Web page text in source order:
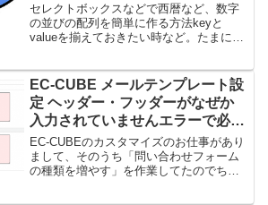
セレクトボックスなどで西暦など、数字
の並びの配列を簡単に作る方法keyと
valueを揃えておきたい時など。たまに必
一方の配列をキーとして、もう一方の配
列を...
EC-CUBE メールテンプレート設
定 ヘッダー・フッダーがなぜか
入力されていませんエラーで必須
に
EC-CUBEのカスタマイズのお仕事があり
まして、そのうち「問い合わせフォーム
の種類を増やす」を作業してたのでちょ